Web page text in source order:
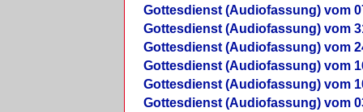
Gottesdienst (Audiofassung) vom
Gottesdienst (Audiofassung) vom
Gottesdienst (Audiofassung) vom
Gottesdienst (Audiofassung) vom
Gottesdienst (Audiofassung) vom
Gottesdienst (Audiofassung) vom